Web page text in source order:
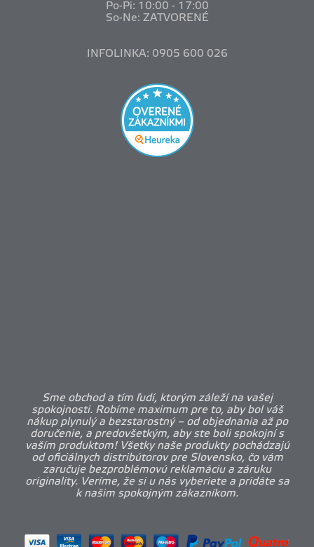
Po-Pi: 10:00 - 17:00
So-Ne: ZATVORENÉ
INFOLINKA: 0905 600 026
Sme obchod a tím ľudí, ktorým záleží na vašej
spokojnosti. Robíme maximum pre to, aby bol váš
nákup plynulý a bezstarostný – od objednania až po
doručenie, a predovšetkým, aby ste boli spokojní s
vaším produktom! Všetky naše produkty pochádzajú
od oficiálnych distribútorov pre Slovensko, čo vám
zaručuje bezproblémovú reklamáciu a záruku
originality. Veríme, že si u nás vyberiete a pridáte sa
k našim spokojným zákazníkom.